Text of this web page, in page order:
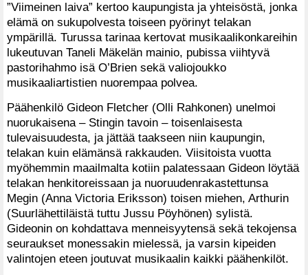
”Viimeinen laiva” kertoo kaupungista ja yhteisöstä, jonka
elämä on sukupolvesta toiseen pyörinyt telakan
ympärillä. Turussa tarinaa kertovat musikaalikonkareihin
lukeutuvan Taneli Mäkelän mainio, pubissa viihtyvä
pastorihahmo isä O’Brien sekä valiojoukko
musikaaliartistien nuorempaa polvea.
Päähenkilö Gideon Fletcher (Olli Rahkonen) unelmoi
nuorukaisena – Stingin tavoin – toisenlaisesta
tulevaisuudesta, ja jättää taakseen niin kaupungin,
telakan kuin elämänsä rakkauden. Viisitoista vuotta
myöhemmin maailmalta kotiin palatessaan Gideon löytää
telakan henkitoreissaan ja nuoruudenrakastettunsa
Megin (Anna Victoria Eriksson) toisen miehen, Arthurin
(Suurlähettiläistä tuttu Jussu Pöyhönen) sylistä.
Gideonin on kohdattava menneisyytensä sekä tekojensa
seuraukset monessakin mielessä, ja varsin kipeiden
valintojen eteen joutuvat musikaalin kaikki päähenkilöt.